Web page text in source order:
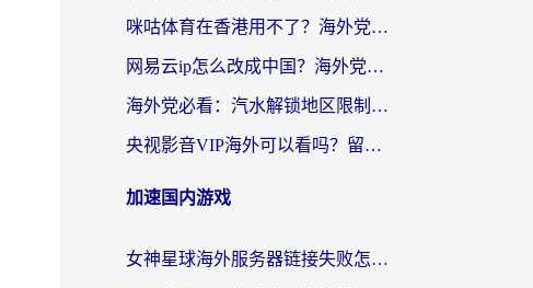
咪咕体育在香港用不了？海外党必看的回国加速器选择指南（附3个真实场景解决方案）
网易云ip怎么改成中国？海外党听音乐听书的无痛解决方案
海外党必看：汽水解锁地区限制怎么解除？3招解决国内影音&生活服务难题
央视影音VIP海外可以看吗？留学生亲测有效的回国加速器选择指南
加速国内游戏
女神星球海外服务器链接失败怎么解决？海外党国服游戏加速避坑指南